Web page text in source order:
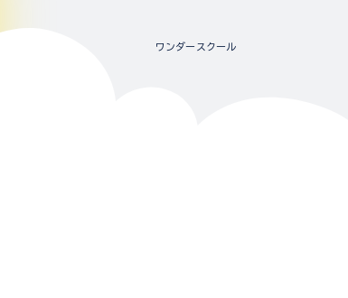
ワンダースクール